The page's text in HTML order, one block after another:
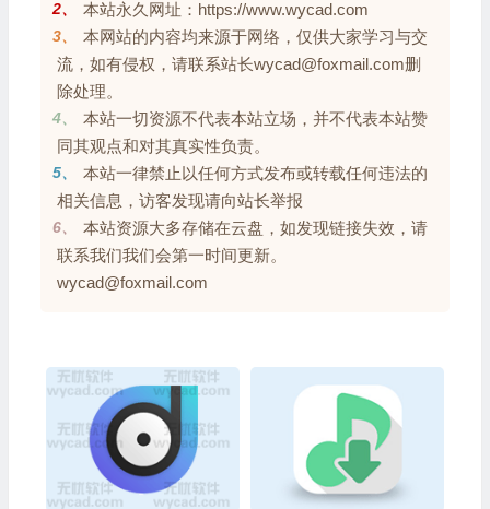
2、 本站永久网址：https://www.wycad.com
3、
本网站的内容均来源于网络，仅供大家学习与交
流，如有侵权，请联系站长wycad@foxmail.com删
除处理。
4、
本站一切资源不代表本站立场，并不代表本站赞
同其观点和对其真实性负责。
5、
本站一律禁止以任何方式发布或转载任何违法的
相关信息，访客发现请向站长举报
6、
本站资源大多存储在云盘，如发现链接失效，请
联系我们我们会第一时间更新。
wycad@foxmail.com